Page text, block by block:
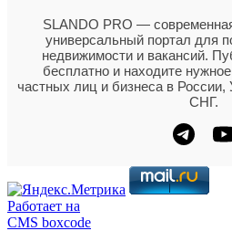
SLANDO PRO —
универсальный портал для
недвижимости и вакансий.
бесплатно и находите
частных лиц и бизнеса в России,
СНГ.
Работает на
CMS boxcode